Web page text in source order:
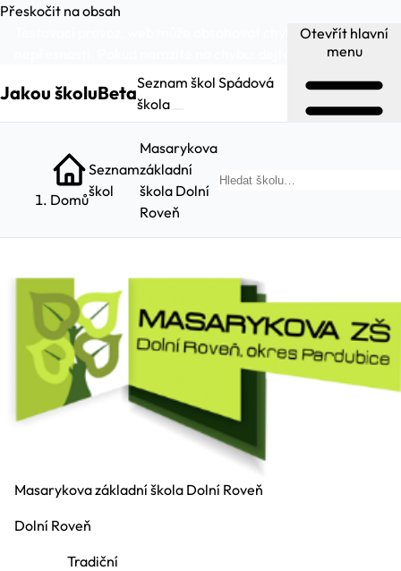
Přeskočit na obsah
Testovací provoz, web může obsahovat chyby a
dejte nám vědět.
Jakou školuBetaSeznam škol Spádová
škola
Otevřít hlavní
menu
Domů
Seznam
škol
Masarykova
základní
škola Dolní
Roveň
Masarykova základní škola Dolní Roveň
Dolní Roveň
Tradiční